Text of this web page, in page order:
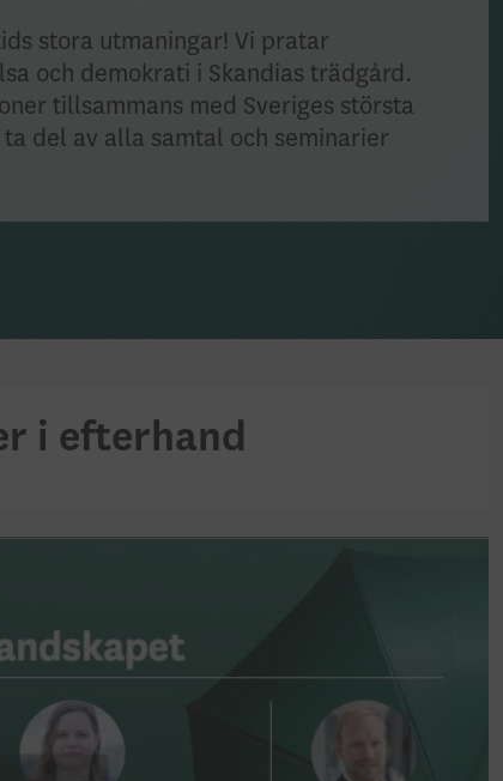
stora utmaningar! Vi pratar
och demokrati i Skandias trädgård.
tillsammans med Sveriges största
del av alla samtal och seminarier
i efterhand